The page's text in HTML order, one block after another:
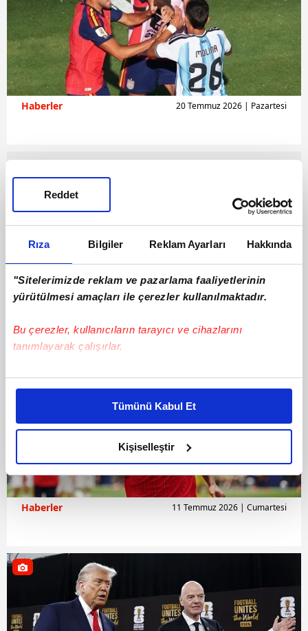
Rıza Bilgiler Reklam Ayarları Hakkında
"Sitelerimizde reklam ve pazarlama faaliyetlerinin
yürütülmesi amaçları ile çerezler kullanılmaktadır.
Bu çerezler, kullanıcıların tarayıcı ve cihazlarını
tanımlayarak çalışırlar.
Bu çerezlere izin vermeniz halinde sizlere özel
daha iyi reklam deneyimi yaşatabiliriz. Bunu yaparken
amacımızın size daha iyi bir reklam deneyimi sunmak
olduğunu ve sizlere en iyi içerikleri sunabilmek adına
elimizden gelen çabayı gösterdiğimizi ve bu noktada,
reklamların maliyetlerimizi karşılamak noktasında tek gelir
kalemimiz olduğunu sizlere hatırlatmak isteriz.
gösterilmeyecektir."
Sizlere daha iyi bir hizmet sunabilmek için İnternet
Sitemizde kendimize ve üçüncü kişilere ait çerezler
kullanılmaktadır. Bu çerezler vasıtasıyla çeşitli kişisel
Tümünü Kabul Et
Kişiselleştir
Reddet
Haberler 20 Temmuz 2026 | Pazartesi
Haberler 11 Temmuz 2026 | Cumartesi